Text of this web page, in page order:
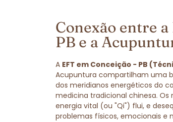
Conexão entre
PB e a
A EFT em Conceição - PB
Acupuntura compartilham uma
dos meridianos energéticos do
medicina tradicional chinesa. Os
energia vital (ou "Qi") flui, e
problemas físicos, emocionais e